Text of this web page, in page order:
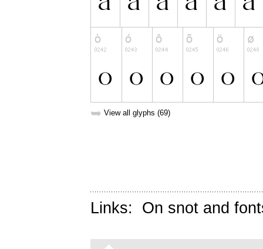
➥ View all glyphs (69)
Links: On snot and